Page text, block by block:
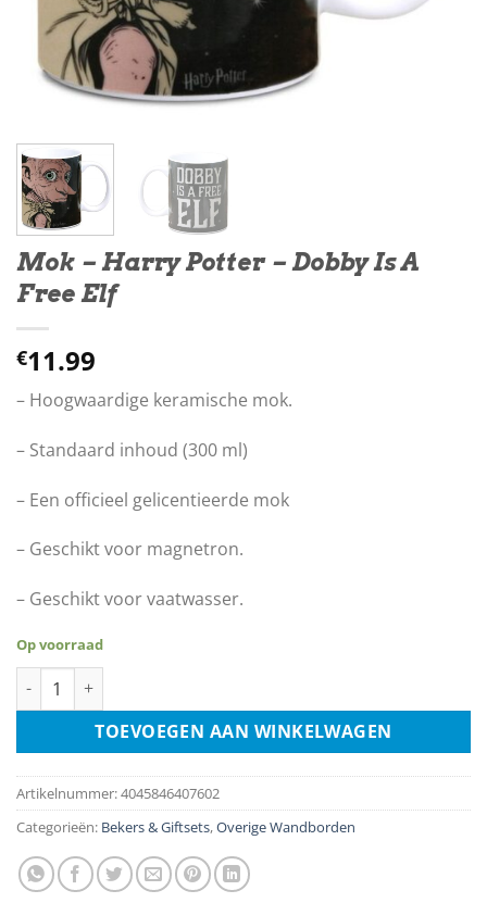
Mok – Harry Potter – Dobby Is A
Free Elf
€11.99
– Hoogwaardige keramische mok.
– Standaard inhoud (300 ml)
– Een officieel gelicentieerde mok
– Geschikt voor magnetron.
– Geschikt voor vaatwasser.
Op voorraad
Mok - Harry Potter - Dobby Is A Free Elf aantal
TOEVOEGEN AAN WINKELWAGEN
Artikelnummer:4045846407602
Categorieën: Bekers & Giftsets,Overige Wandborden